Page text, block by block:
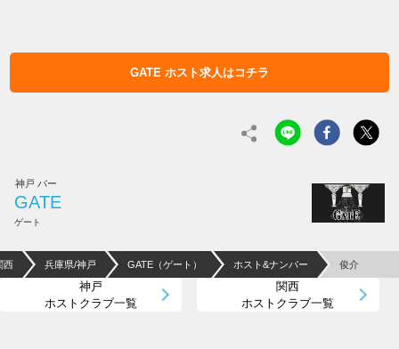
GATE ホスト求人はコチラ
神戸 バー
GATE
ゲート
西 兵庫県/神戸 GATE（ゲート） ホスト&ナンバー 俊介
神戸
ホストクラブ一覧
関西
ホストクラブ一覧